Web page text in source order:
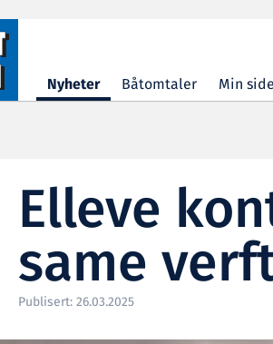
Nyheter Båtomtaler Min side
Elleve
same
Publisert: 26.03.2025